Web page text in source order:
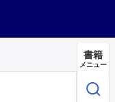
書籍
メニュー